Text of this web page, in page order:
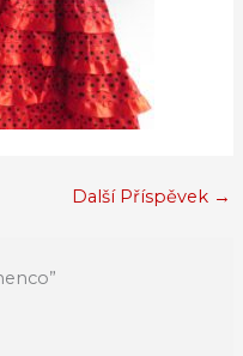
Další Příspěvek →